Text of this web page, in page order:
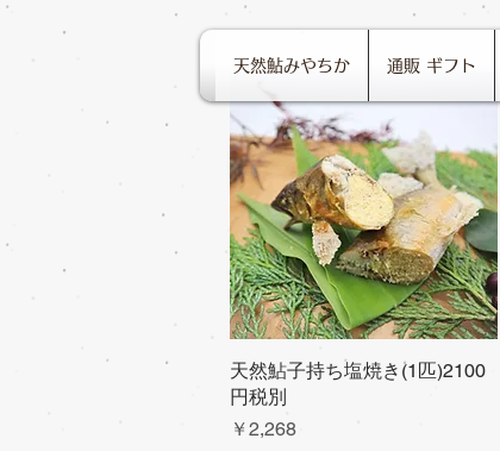
天然鮎みやちか 通販 ギフト
クイックビュー
天然鮎子持ち塩焼き(1匹)2100
円税別
価格
￥2,268